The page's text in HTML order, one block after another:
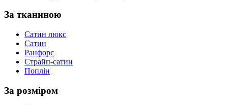
За тканиною
Сатин люкс
Сатин
Ранфорс
Страйп-сатин
Поплін
За розміром